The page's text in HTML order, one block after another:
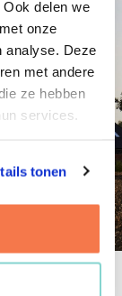
delen we
onze
analyse. Deze
met andere
ze hebben
services.
tonen